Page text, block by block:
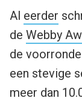
Al eerder
de Webby
de
een stevige
meer dan